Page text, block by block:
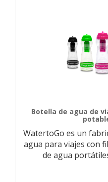
Botella de agua de
WatertoGo es un
agua para viajes con
de agua